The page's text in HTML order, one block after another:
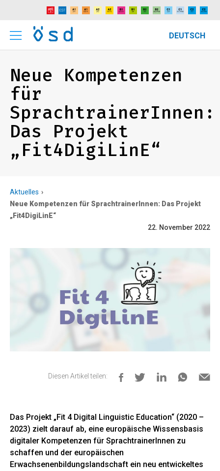
DEUTSCH
Neue Kompetenzen
für
SprachtrainerInnen:
Das Projekt
„Fit4DigiLinE“
Aktuelles
Neue Kompetenzen für SprachtrainerInnen: Das Projekt
„Fit4DigiLinE“
22. November 2022
Diesen Artikel teilen:
Das Projekt „Fit 4 Digital Linguistic Education“ (2020 –
2023) zielt darauf ab, eine europäische Wissensbasis
digitaler Kompetenzen für SprachtrainerInnen zu
schaffen und der europäischen
Erwachsenenbildungslandschaft ein neu entwickeltes